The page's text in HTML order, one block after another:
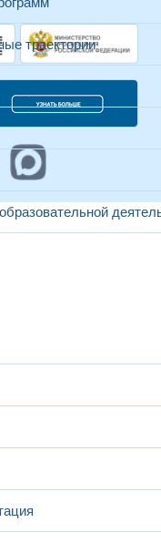
траектории